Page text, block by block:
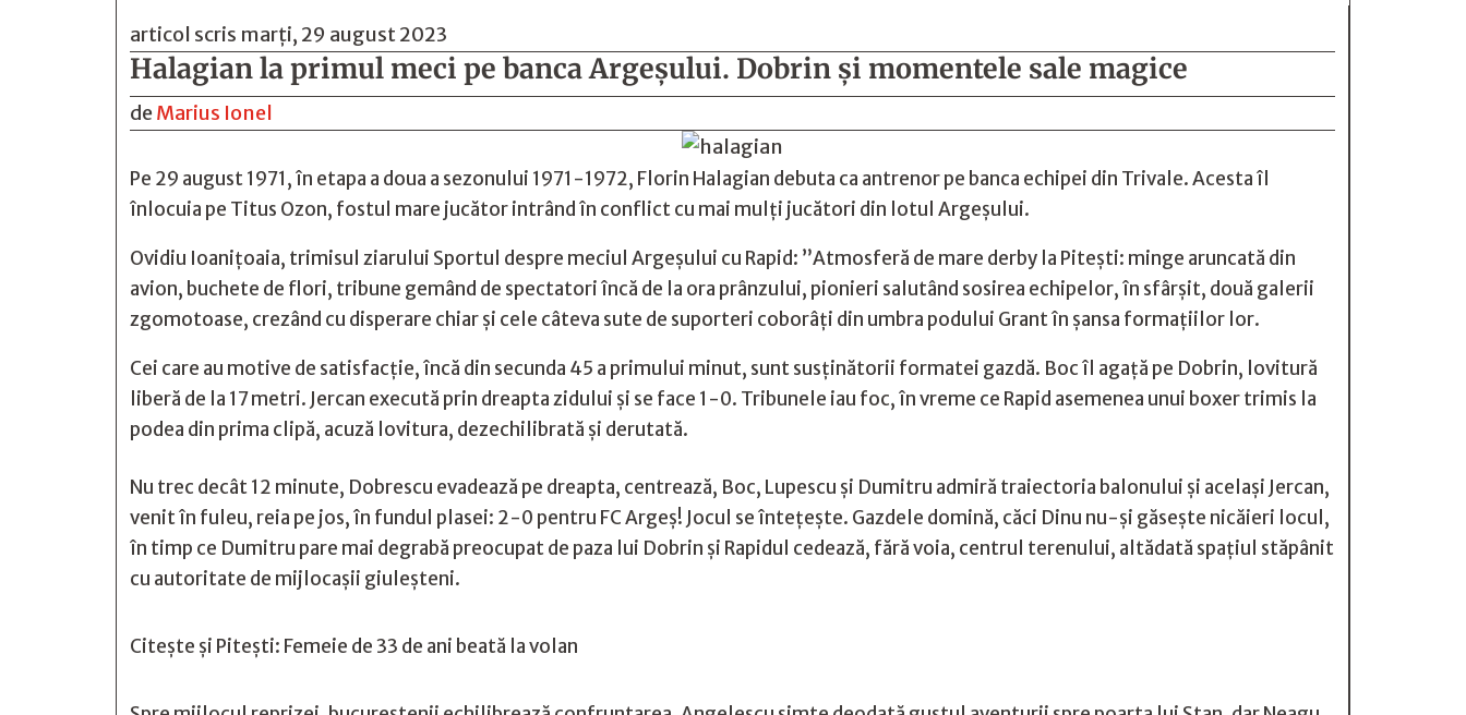
articol scris marți, 29 august 2023
Halagian la primul meci pe banca Argeșului. Dobrin și momentele sale magice
de Marius Ionel
Pe 29 august 1971, în etapa a doua a sezonului 1971-1972, Florin Halagian debuta ca antrenor pe banca echipei din Trivale. Acesta îl
înlocuia pe Titus Ozon, fostul mare jucător intrând în conflict cu mai mulți jucători din lotul Argeșului.
Ovidiu Ioanițoaia, trimisul ziarului Sportul despre meciul Argeșului cu Rapid: ”Atmosferă de mare derby la Piteşti: minge aruncată din
avion, buchete de flori, tribune gemând de spectatori încă de la ora prânzului, pionieri salutând sosirea echipelor, în sfârşit, două galerii
zgomotoase, crezând cu disperare chiar şi cele câteva sute de suporteri coborâţi din umbra podului Grant în şansa formaţiilor lor.
Cei care au motive de satisfacţie, încă din secunda 45 a primului minut, sunt susţinătorii formatei gazdă. Boc îl agaţă pe Dobrin, lovitură
liberă de la 17 metri. Jercan execută prin dreapta zidului și se face 1-0. Tribunele iau foc, în vreme ce Rapid asemenea unui boxer trimis la
podea din prima clipă, acuză lovitura, dezechilibrată și derutată.
Nu trec decât 12 minute, Dobrescu evadează pe dreapta, centrează, Boc, Lupescu și Dumitru admiră traiectoria balonului şi acelaşi Jercan,
venit în fuleu, reia pe jos, în fundul plasei: 2-0 pentru FC Argeș! Jocul se înteţeşte. Gazdele domină, căci Dinu nu-şi găseşte nicăieri locul,
în timp ce Dumitru pare mai degrabă preocupat de paza lui Dobrin şi Rapidul cedează, fără voia, centrul terenului, altădată spaţiul stăpânit
cu autoritate de mijlocaşii giuleşteni.
Citește și Pitești: Femeie de 33 de ani beată la volan